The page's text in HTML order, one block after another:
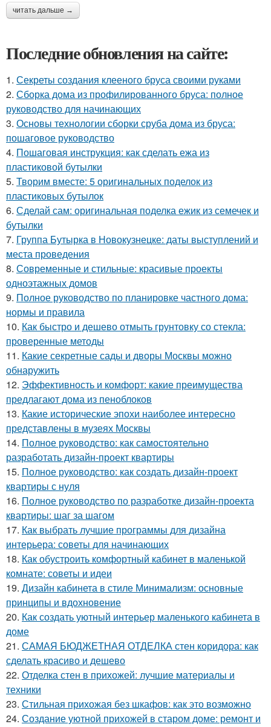
читать дальше →
Последние обновления на сайте:
1. Секреты создания клееного бруса своими руками
2. Сборка дома из профилированного бруса: полное
руководство для начинающих
3. Основы технологии сборки сруба дома из бруса:
пошаговое руководство
4. Пошаговая инструкция: как сделать ежа из
пластиковой бутылки
5. Творим вместе: 5 оригинальных поделок из
пластиковых бутылок
6. Сделай сам: оригинальная поделка ежик из семечек и
бутылки
7. Группа Бутырка в Новокузнецке: даты выступлений и
места проведения
8. Современные и стильные: красивые проекты
одноэтажных домов
9. Полное руководство по планировке частного дома:
нормы и правила
10. Как быстро и дешево отмыть грунтовку со стекла:
проверенные методы
11. Какие секретные сады и дворы Москвы можно
обнаружить
12. Эффективность и комфорт: какие преимущества
предлагают дома из пеноблоков
13. Какие исторические эпохи наиболее интересно
представлены в музеях Москвы
14. Полное руководство: как самостоятельно
разработать дизайн-проект квартиры
15. Полное руководство: как создать дизайн-проект
квартиры с нуля
16. Полное руководство по разработке дизайн-проекта
квартиры: шаг за шагом
17. Как выбрать лучшие программы для дизайна
интерьера: советы для начинающих
18. Как обустроить комфортный кабинет в маленькой
комнате: советы и идеи
19. Дизайн кабинета в стиле Минимализм: основные
принципы и вдохновение
20. Как создать уютный интерьер маленького кабинета в
доме
21. САМАЯ БЮДЖЕТНАЯ ОТДЕЛКА стен коридора: как
сделать красиво и дешево
22. Отделка стен в прихожей: лучшие материалы и
техники
23. Стильная прихожая без шкафов: как это возможно
24. Создание уютной прихожей в старом доме: ремонт и